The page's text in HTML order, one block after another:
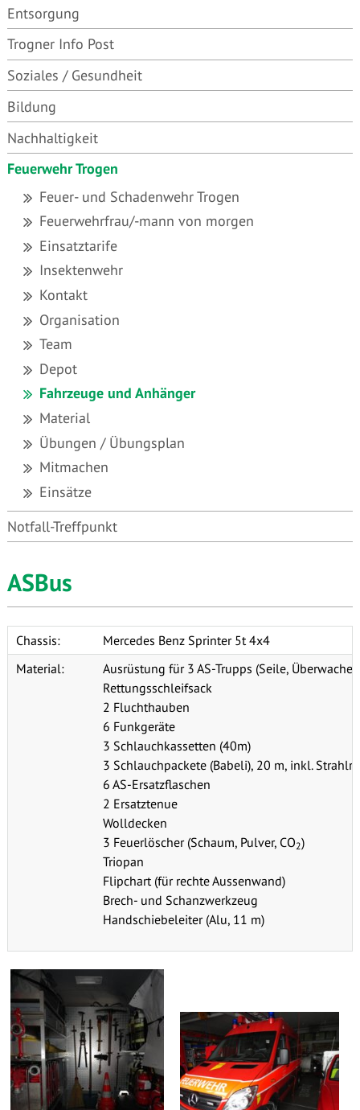
Entsorgung
Trogner Info Post
Soziales / Gesundheit
Bildung
Nachhaltigkeit
Feuerwehr Trogen
Feuer- und Schadenwehr Trogen
Feuerwehrfrau/-mann von morgen
Einsatztarife
Insektenwehr
Kontakt
Organisation
Team
Depot
Fahrzeuge und Anhänger
Material
Übungen / Übungsplan
Mitmachen
Einsätze
Notfall-Treffpunkt
ASBus
Chassis:
Mercedes Benz Sprinter 5t 4x4
Material:
Ausrüstung für 3 AS-Trupps (Seile,
Rettungsschleifsack
2 Fluchthauben
6 Funkgeräte
3 Schlauchkassetten (40m)
3 Schlauchpackete (Babeli), 20 m, inkl.
6 AS-Ersatzflaschen
2 Ersatztenue
Wolldecken
3 Feuerlöscher (Schaum, Pulver, CO2)
Triopan
Flipchart (für rechte Aussenwand)
Brech- und Schanzwerkzeug
Handschiebeleiter (Alu, 11 m)